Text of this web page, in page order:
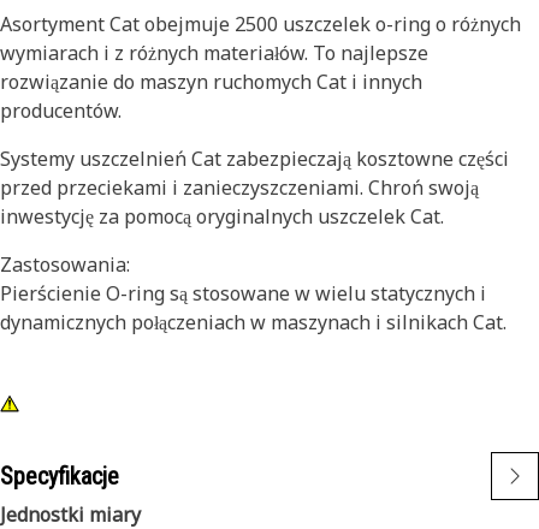
Asortyment Cat obejmuje 2500 uszczelek o-ring o różnych
wymiarach i z różnych materiałów. To najlepsze
rozwiązanie do maszyn ruchomych Cat i innych
producentów.
Systemy uszczelnień Cat zabezpieczają kosztowne części
przed przeciekami i zanieczyszczeniami. Chroń swoją
inwestycję za pomocą oryginalnych uszczelek Cat.
Zastosowania:
Pierścienie O-ring są stosowane w wielu statycznych i
dynamicznych połączeniach w maszynach i silnikach Cat.
Specyfikacje
Jednostki miary